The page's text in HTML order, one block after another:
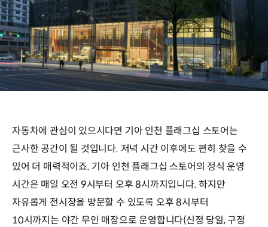
자동차에 관심이 있으시다면 기아 인천 플래그십 스토어는
근사한 공간이 될 것입니다. 저녁 시간 이후에도 편히 찾을 수
있어 더 매력적이죠. 기아 인천 플래그십 스토어의 정식 운영
시간은 매일 오전 9시부터 오후 8시까지입니다. 하지만
자유롭게 전시장을 방문할 수 있도록 오후 8시부터
10시까지는 야간 무인 매장으로 운영합니다(신정 당일, 구정